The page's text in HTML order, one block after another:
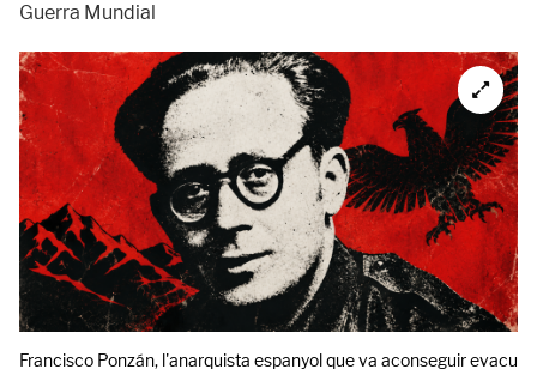
Guerra Mundial
Francisco Ponzán, l'anarquista espanyol que va aconseguir